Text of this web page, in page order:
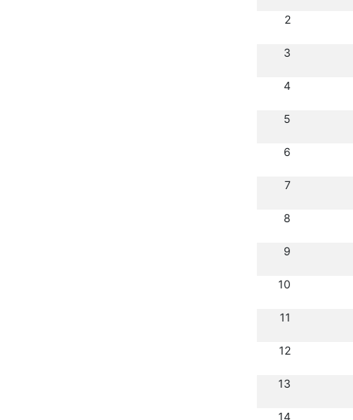
2
3
4
5
6
7
8
9
10
11
12
13
14